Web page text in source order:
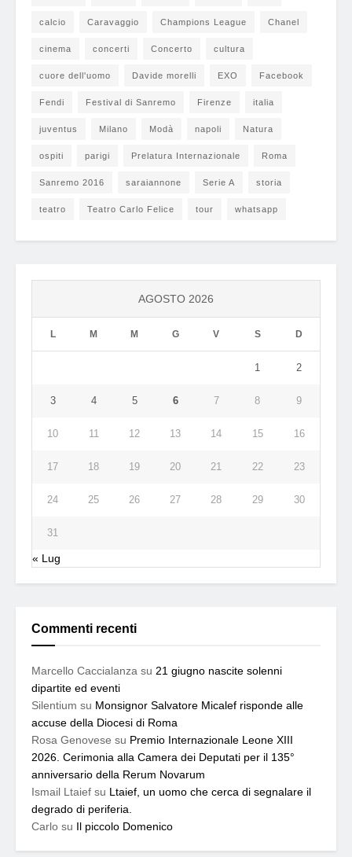
calcio Caravaggio Champions League Chanel
cinema concerti Concerto cultura
cuore dell'uomo Davide morelli EXO Facebook
Fendi Festival di Sanremo Firenze italia
juventus Milano Modà napoli Natura
ospiti parigi Prelatura Internazionale Roma
Sanremo 2016 saraiannone Serie A storia
teatro Teatro Carlo Felice tour whatsapp
AGOSTO 2026
L M M G V S D
1 2
3 4 5 6 7 8 9
10 11 12 13 14 15 16
17 18 19 20 21 22 23
24 25 26 27 28 29 30
31
« Lug
Commenti recenti
Marcello Caccialanza su 21 giugno nascite solenni
dipartite ed eventi
Silentium su Monsignor Salvatore Micalef risponde alle
accuse della Diocesi di Roma
Rosa Genovese su Premio Internazionale Leone XIII
2026. Cerimonia alla Camera dei Deputati per il 135°
anniversario della Rerum Novarum
Ismail Ltaief su Ltaief, un uomo che cerca di segnalare il
degrado di periferia.
Carlo su Il piccolo Domenico